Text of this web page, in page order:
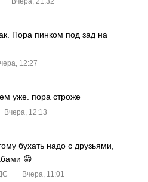
Пора пинком под зад на
12:27
уже. пора строже
Вчера, 12:13
бухать надо с друзьями,
😁
Вчера, 11:01